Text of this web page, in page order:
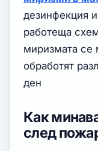
дезинфекция
работеща
миризмата се
обработят
ден
Как
след